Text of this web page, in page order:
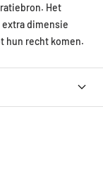
Het
dimensie
hun recht komen.